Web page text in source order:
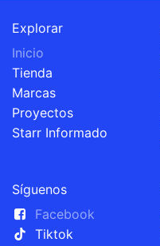
Explorar
Inicio
Tienda
Marcas
Proyectos
Starr Informado
Síguenos
Facebook
Tiktok